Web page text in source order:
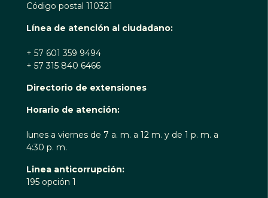
Código postal 110321
Línea de atención al ciudadano:
+ 57 601 359 9494
+ 57 315 840 6466
Directorio de extensiones
Horario de atención:
lunes a viernes de 7 a. m. a 12 m. y de 1 p. m. a
4:30 p. m.
Linea anticorrupción:
195 opción 1